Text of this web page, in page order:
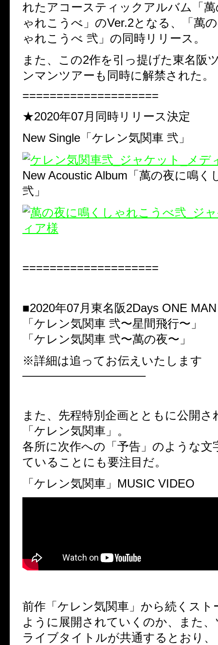
れたアコースティックアルバム「
ゃれこうべ」のVer.2となる、「萬
ゃれこうべ 弐」の同時リリース。
また、この2作を引っ提げた東名阪
ンマンツアーも同時に解禁された。
====================
★2020年07月同時リリース決定
New Single「ケレン気関車 弐」
New Acoustic Album「萬の夜に鳴く
弐」
====================
■2020年07月東名阪2Days ONE
「ケレン気関車 弐〜星間飛行〜」
「ケレン気関車 弐〜萬の夜〜」
※詳細は追ってお伝えいたします
——————————–
また、先程特別企画とともに公開さ
「ケレン気関車」。
各所に次作への「予告」のような文
ていることにも要注目だ。
「ケレン気関車」MUSIC VIDEO
前作「ケレン気関車」から続くスト
ように展開されていくのか、また
ライブタイトルが共通するとおり